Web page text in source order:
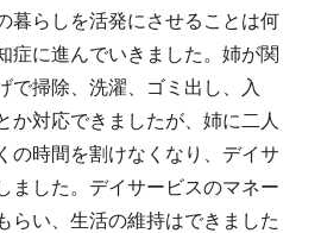
暮らしを活発にさせることは何
症に進んでいきました。姉が関
で掃除、洗濯、ゴミ出し、入
か対応できましたが、姉に二人
の時間を割けなくなり、デイサ
ました。デイサービスのマネー
らい、生活の維持はできました